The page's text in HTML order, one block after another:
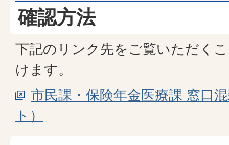
確認方法
下記のリンク先をご覧いただく
けます。
市民課・保険年金医療課 窓口
ト）